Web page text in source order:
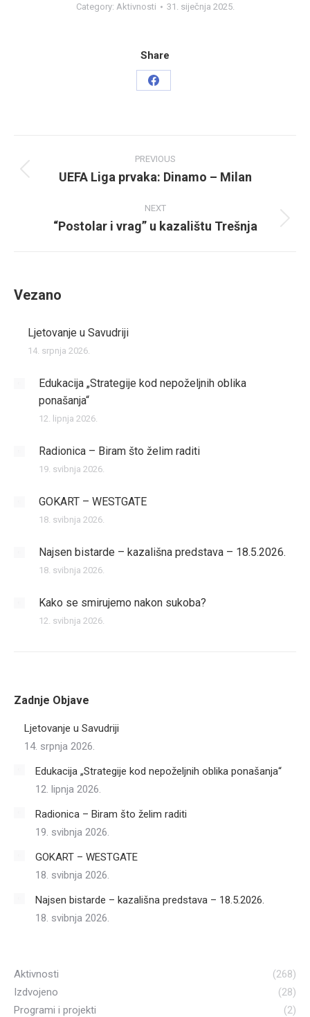
Category: Aktivnosti 31. siječnja 2025.
Share
Share
navigation
PREVIOUS
Previous
UEFA Liga prvaka: Dinamo – Milan
NEXT
Next
“Postolar i vrag” u kazalištu Trešnja
Vezano
Ljetovanje u Savudriji
14. srpnja 2026.
Edukacija „Strategije kod nepoželjnih oblika
ponašanja“
12. lipnja 2026.
Radionica – Biram što želim raditi
19. svibnja 2026.
GOKART – WESTGATE
18. svibnja 2026.
Najsen bistarde – kazališna predstava – 18.5.2026.
18. svibnja 2026.
Kako se smirujemo nakon sukoba?
12. svibnja 2026.
Zadnje Objave
Ljetovanje u Savudriji
14. srpnja 2026.
Edukacija „Strategije kod nepoželjnih oblika ponašanja“
12. lipnja 2026.
Radionica – Biram što želim raditi
19. svibnja 2026.
GOKART – WESTGATE
18. svibnja 2026.
Najsen bistarde – kazališna predstava – 18.5.2026.
18. svibnja 2026.
Aktivnosti
(268)
Izdvojeno
(28)
Programi i projekti
(2)